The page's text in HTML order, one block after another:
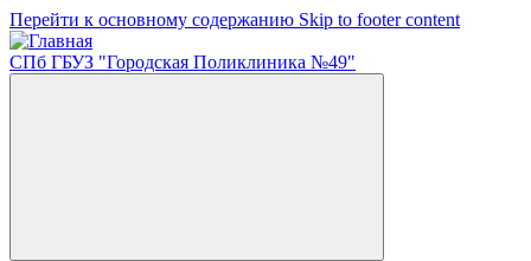
Перейти к основному содержанию Skip to footer content
СПб ГБУЗ "Городская Поликлиника №49"